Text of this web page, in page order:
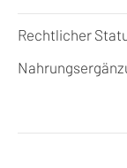
Rechtlicher